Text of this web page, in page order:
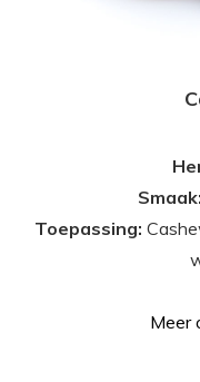
Smaak:
Toepassing:
Meer